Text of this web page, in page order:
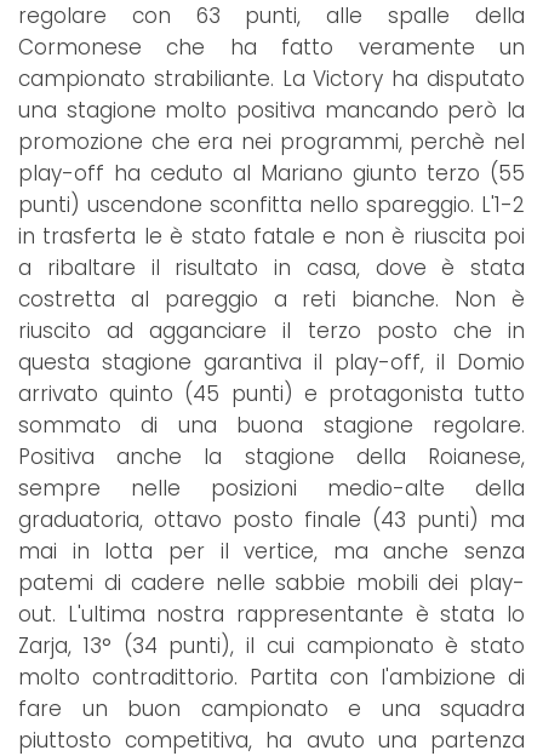
regolare con 63 punti, alle spalle della
Cormonese che ha fatto veramente un
campionato strabiliante. La Victory ha disputato
una stagione molto positiva mancando però la
promozione che era nei programmi, perchè nel
play-off ha ceduto al Mariano giunto terzo (55
punti) uscendone sconfitta nello spareggio. L'1-2
in trasferta le è stato fatale e non è riuscita poi
a ribaltare il risultato in casa, dove è stata
costretta al pareggio a reti bianche. Non è
riuscito ad agganciare il terzo posto che in
questa stagione garantiva il play-off, il Domio
arrivato quinto (45 punti) e protagonista tutto
sommato di una buona stagione regolare.
Positiva anche la stagione della Roianese,
sempre nelle posizioni medio-alte della
graduatoria, ottavo posto finale (43 punti) ma
mai in lotta per il vertice, ma anche senza
patemi di cadere nelle sabbie mobili dei play-
out. L'ultima nostra rappresentante è stata lo
Zarja, 13° (34 punti), il cui campionato è stato
molto contradittorio. Partita con l'ambizione di
fare un buon campionato e una squadra
piuttosto competitiva, ha avuto una partenza